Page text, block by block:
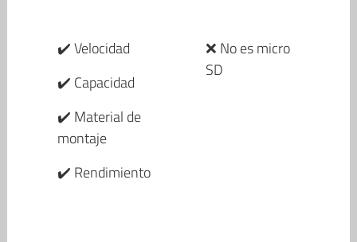
✔️ Velocidad
✔️ Capacidad
✔️ Material de
montaje
✔️ Rendimiento
❌ No es micro
SD